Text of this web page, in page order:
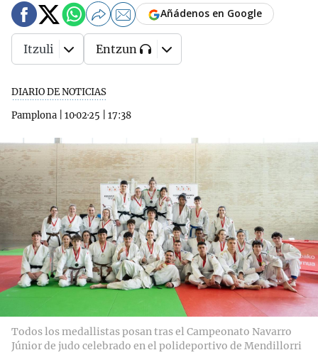
DIARIO DE NOTICIAS
Pamplona
10·02·25 17:38
Añádenos en Google
Itzuli Entzun
Todos los medallistas posan tras el Campeonato Navarro
Júnior de judo celebrado en el polideportivo de Mendillorri